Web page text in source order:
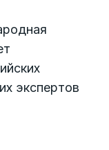
экспертов